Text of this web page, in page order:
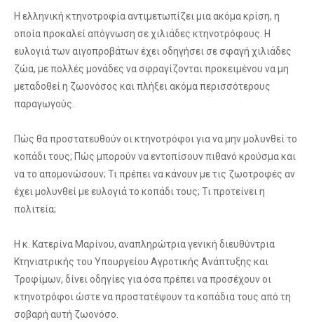
Η ελληνική κτηνοτροφία αντιμετωπίζει μια ακόμα κρίση, η
οποία προκαλεί απόγνωση σε χιλιάδες κτηνοτρόφους. Η
ευλογιά των αιγοπροβάτων έχει οδηγήσει σε σφαγή χιλιάδες
ζώα, με πολλές μονάδες να σφραγίζονται προκειμένου να μη
μεταδοθεί η ζωονόσος και πλήξει ακόμα περισσότερους
παραγωγούς.
Πώς θα προστατευθούν οι κτηνοτρόφοι για να μην μολυνθεί το
κοπάδι τους; Πώς μπορούν να εντοπίσουν πιθανό κρούσμα και
να το απομονώσουν; Τι πρέπει να κάνουν με τις ζωοτροφές αν
έχει μολυνθεί με ευλογιά το κοπάδι τους; Τι προτείνει η
πολιτεία;
Η κ. Κατερίνα Μαρίνου, αναπληρώτρια γενική διευθύντρια
Κτηνιατρικής του Υπουργείου Αγροτικής Ανάπτυξης και
Τροφίμων, δίνει οδηγίες για όσα πρέπει να προσέχουν οι
κτηνοτρόφοι ώστε να προστατέψουν τα κοπάδια τους από τη
σοβαρή αυτή ζωονόσο.